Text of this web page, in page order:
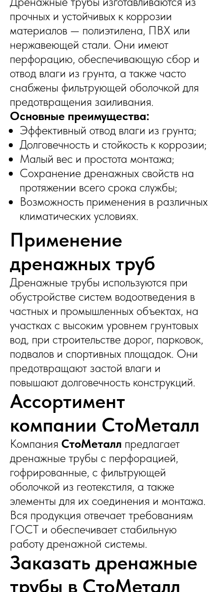
прочных и устойчивых к коррозии
материалов — полиэтилена, ПВХ или
нержавеющей стали. Они имеют
перфорацию, обеспечивающую сбор и
отвод влаги из грунта, а также часто
снабжены фильтрующей оболочкой для
предотвращения заиливания.
Основные преимущества:
Эффективный отвод влаги из грунта;
Долговечность и стойкость к коррозии;
Малый вес и простота монтажа;
Сохранение дренажных свойств на
протяжении всего срока службы;
Возможность применения в различных
климатических условиях.
Применение
дренажных труб
Дренажные трубы используются при
обустройстве систем водоотведения в
частных и промышленных объектах, на
участках с высоким уровнем грунтовых
вод, при строительстве дорог, парковок,
подвалов и спортивных площадок. Они
предотвращают застой влаги и
повышают долговечность конструкций.
Ассортимент
компании СтоМеталл
Компания СтоМеталл предлагает
дренажные трубы с перфорацией,
гофрированные, с фильтрующей
оболочкой из геотекстиля, а также
элементы для их соединения и монтажа.
Вся продукция отвечает требованиям
ГОСТ и обеспечивает стабильную
работу дренажной системы.
Заказать дренажные
трубы в СтоМеталл